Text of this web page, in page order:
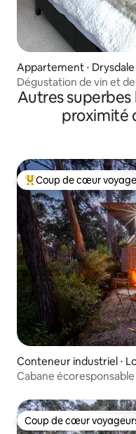
Appartement ⋅ Drysdale
Dégustation de vin et
Autres superbes
proximité
Coups de cœur
Coup de cœur
Conteneur industriel ⋅
Cabane écoresponsable
Coup de cœur
Coup de cœur